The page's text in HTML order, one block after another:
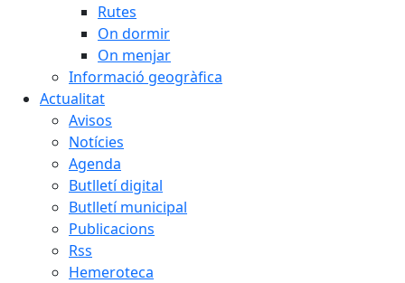
Rutes
On dormir
On menjar
Informació geogràfica
Actualitat
Avisos
Notícies
Agenda
Butlletí digital
Butlletí municipal
Publicacions
Rss
Hemeroteca